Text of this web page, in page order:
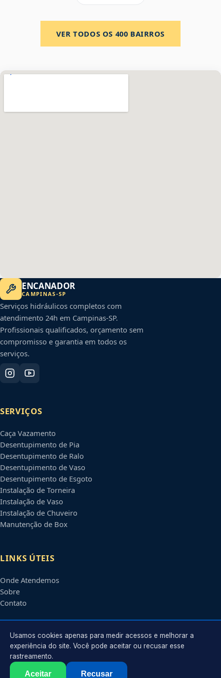
VER TODOS OS 400 BAIRROS
ENCANADOR
CAMPINAS-SP
Serviços hidráulicos completos com
atendimento 24h em Campinas-SP.
Profissionais qualificados, orçamento sem
compromisso e garantia em todos os
serviços.
SERVIÇOS
Caça Vazamento
Desentupimento de Pia
Desentupimento de Ralo
Desentupimento de Vaso
Desentupimento de Esgoto
Instalação de Torneira
Instalação de Vaso
Instalação de Chuveiro
Manutenção de Box
LINKS ÚTEIS
Onde Atendemos
Sobre
Contato
CONTATO
Atendimento em
contato@encanadorescampinas.com.br
Usamos cookies apenas para medir acessos e melhorar a
experiência do site. Você pode aceitar ou recusar esse
rastreamento.
Aceitar Recusar